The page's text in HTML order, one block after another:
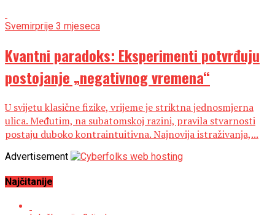
Svemirprije 3 mjeseca
Kvantni paradoks: Eksperimenti potvrđuju
postojanje „negativnog vremena“
U svijetu klasične fizike, vrijeme je striktna jednosmjerna
ulica. Međutim, na subatomskoj razini, pravila stvarnosti
postaju duboko kontraintuitivna. Najnovija istraživanja,...
Advertisement
Najčitanije